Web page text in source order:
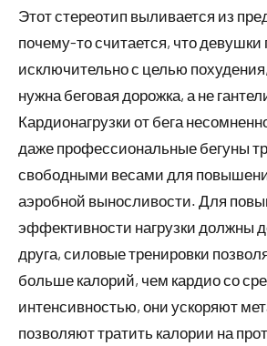
Этот стереотип выливается из
почему-то считается, что девушки
исключительно с целью
нужна беговая дорожка, а не
Кардионагрузки от бега
даже профессиональные бегуны
свободными весами для
аэробной выносливости. Для
эффективности нагрузки должны
друга, силовые тренировки
больше калорий, чем кардио со
интенсивностью, они ускоряют
позволяют тратить калории на